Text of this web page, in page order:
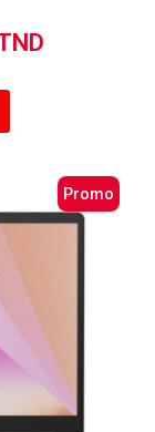
Promo